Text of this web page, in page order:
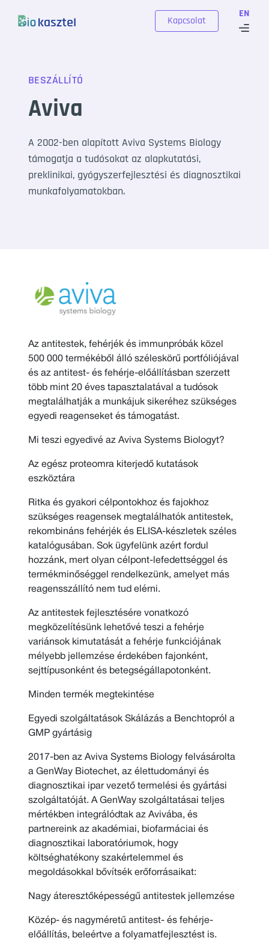
EN
Kapcsolat
BESZÁLLÍTÓ
Aviva
A 2002-ben alapított Aviva Systems Biology
támogatja a tudósokat az alapkutatási,
preklinikai, gyógyszerfejlesztési és diagnosztikai
munkafolyamatokban.
Az antitestek, fehérjék és immunpróbák közel
500 000 termékéből álló széleskörű portfóliójával
és az antitest- és fehérje-előállításban szerzett
több mint 20 éves tapasztalatával a tudósok
megtalálhatják a munkájuk sikeréhez szükséges
egyedi reagenseket és támogatást.
Mi teszi egyedivé az Aviva Systems Biologyt?
Az egész proteomra kiterjedő kutatások
eszköztára
Ritka és gyakori célpontokhoz és fajokhoz
szükséges reagensek megtalálhatók antitestek,
rekombináns fehérjék és ELISA-készletek széles
katalógusában. Sok ügyfelünk azért fordul
hozzánk, mert olyan célpont-lefedettséggel és
termékminőséggel rendelkezünk, amelyet más
reagensszállító nem tud elérni.
Az antitestek fejlesztésére vonatkozó
megközelítésünk lehetővé teszi a fehérje
variánsok kimutatását a fehérje funkciójának
mélyebb jellemzése érdekében fajonként,
sejttípusonként és betegségállapotonként.
Minden termék megtekintése
Egyedi szolgáltatások Skálázás a Benchtopról a
GMP gyártásig
2017-ben az Aviva Systems Biology felvásárolta
a GenWay Biotechet, az élettudományi és
diagnosztikai ipar vezető termelési és gyártási
szolgáltatóját. A GenWay szolgáltatásai teljes
mértékben integrálódtak az Avivába, és
partnereink az akadémiai, biofarmáciai és
diagnosztikai laboratóriumok, hogy
költséghatékony szakértelemmel és
megoldásokkal bővítsék erőforrásaikat:
Nagy áteresztőképességű antitestek jellemzése
Közép- és nagyméretű antitest- és fehérje-
előállítás, beleértve a folyamatfejlesztést is.